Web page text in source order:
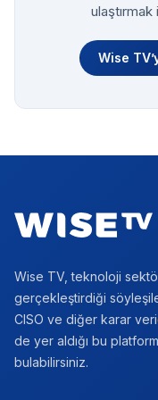
ulaştırmak
Wise
Wise TV, teknoloji
gerçekleştirdiği
CISO ve diğer karar
de yer aldığı bu
bulabilirsiniz.